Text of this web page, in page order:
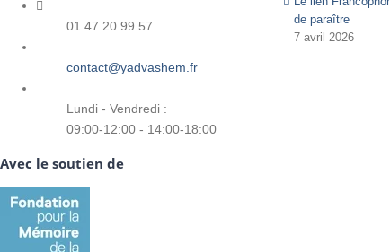
01 47 20 99 57
contact@yadvashem.fr
Lundi - Vendredi :
09:00-12:00 - 14:00-18:00
Avec le soutien de
de paraître
7 avril 2026